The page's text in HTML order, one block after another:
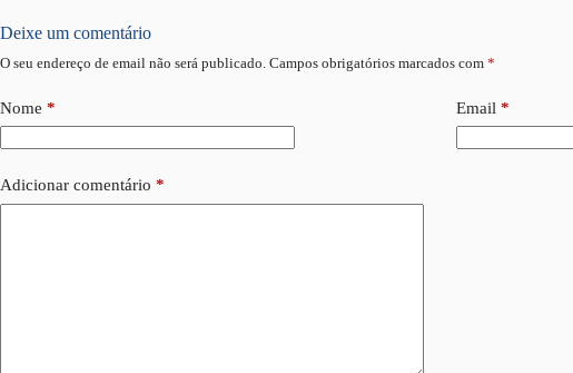
Deixe um comentário
O seu endereço de email não será publicado. Campos obrigatórios marcados com *
Nome * Email *
Adicionar comentário *